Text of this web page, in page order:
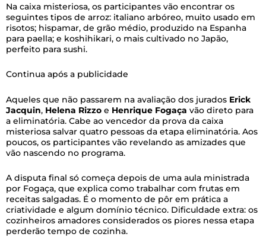
Na caixa misteriosa, os participantes vão encontrar os
seguintes tipos de arroz: italiano arbóreo, muito usado em
risotos; hispamar, de grão médio, produzido na Espanha
para paella; e koshihikari, o mais cultivado no Japão,
perfeito para sushi.
Continua após a publicidade
Aqueles que não passarem na avaliação dos jurados Erick
Jacquin, Helena Rizzo e Henrique Fogaça vão direto para
a eliminatória. Cabe ao vencedor da prova da caixa
misteriosa salvar quatro pessoas da etapa eliminatória. Aos
poucos, os participantes vão revelando as amizades que
vão nascendo no programa.
A disputa final só começa depois de uma aula ministrada
por Fogaça, que explica como trabalhar com frutas em
receitas salgadas. É o momento de pôr em prática a
criatividade e algum domínio técnico. Dificuldade extra: os
cozinheiros amadores considerados os piores nessa etapa
perderão tempo de cozinha.